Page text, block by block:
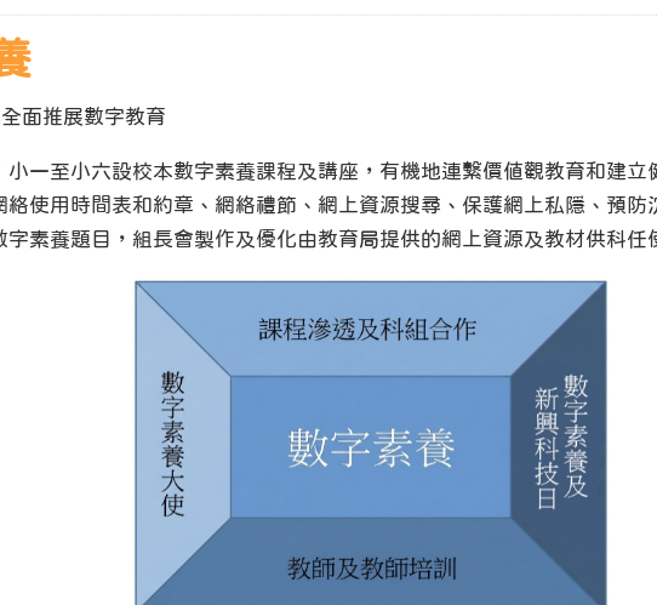
面推展數字教育
小一至小六設校本數字素養課程及講座，有機地連繫價值觀教育和建立
絡使用時間表和約章、網絡禮節、網上資源搜尋、保護網上私隱、預防
字素養題目，組長會製作及優化由教育局提供的網上資源及教材供科任